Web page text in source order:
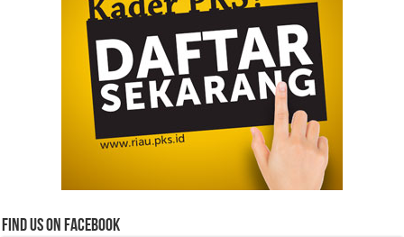
Find us on Facebook